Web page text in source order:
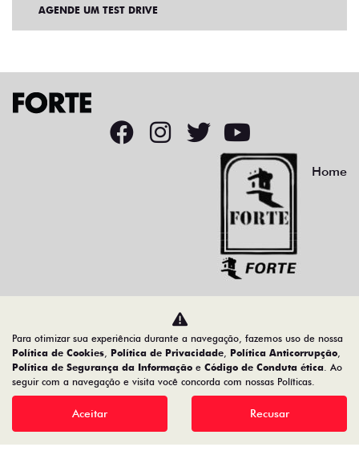
AGENDE UM TEST DRIVE
Home
Desacelere. Seu bem maior é a vida.
CMJ - COMERCIO DE VEICULOS LTDA.
05.026.792/0004-30
Para otimizar sua experiência durante a navegação, fazemos uso de nossa
Política de Cookies, Política de Privacidade, Política Anticorrupção,
Política de Segurança da Informação e Código de Conduta ética. Ao
seguir com a navegação e visita você concorda com nossas Políticas.
Aceitar Recusar